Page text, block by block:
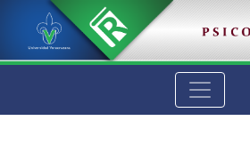
BRAUNSTEIN...